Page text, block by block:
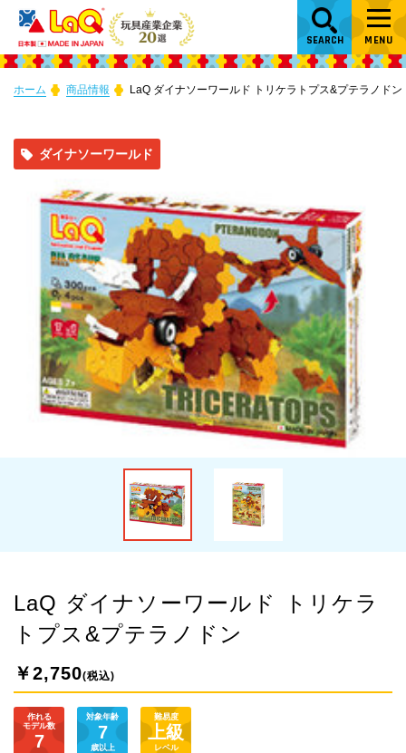
SEARCH MENU
ホーム 商品情報 LaQ ダイナソーワールド トリケラトプス&プテラノドン
LaQ ダイナソーワールド トリケラ
トプス&プテラノドン
￥2,750(税込)
作れる
モデル数
7
対象年齢
7
歳以上
難易度
上級
レベル
ダイナソーワールド